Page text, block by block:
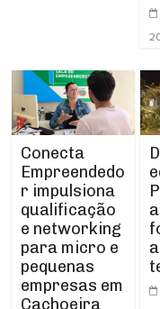
Conecta
Empreendedo
r impulsiona
qualificação
e networking
para micro e
pequenas
empresas em
Cachoeira